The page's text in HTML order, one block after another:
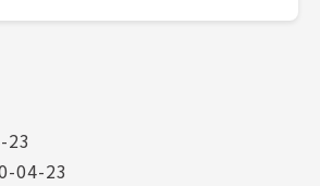
23
04-23